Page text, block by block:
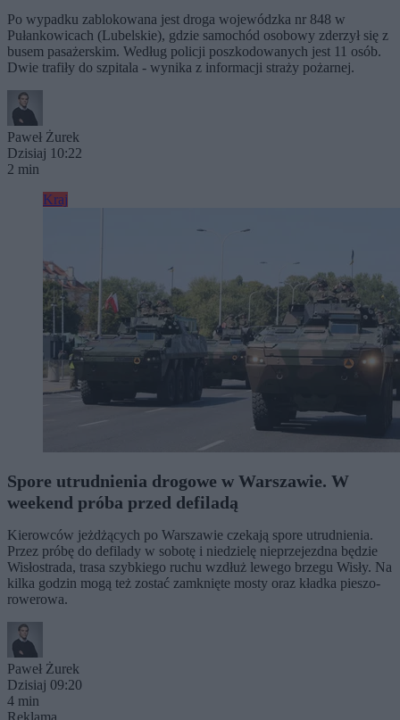
Po wypadku zablokowana jest droga wojewódzka nr 848 w
Pułankowicach (Lubelskie), gdzie samochód osobowy zderzył się z
busem pasażerskim. Według policji poszkodowanych jest 11 osób.
Dwie trafiły do szpitala - wynika z informacji straży pożarnej.
Paweł Żurek
Dzisiaj 10:22
2 min
Kraj
Spore utrudnienia drogowe w Warszawie. W
weekend próba przed defiladą
Kierowców jeżdżących po Warszawie czekają spore utrudnienia.
Przez próbę do defilady w sobotę i niedzielę nieprzejezdna będzie
Wisłostrada, trasa szybkiego ruchu wzdłuż lewego brzegu Wisły. Na
kilka godzin mogą też zostać zamknięte mosty oraz kładka pieszo-
rowerowa.
Paweł Żurek
Dzisiaj 09:20
4 min
Reklama